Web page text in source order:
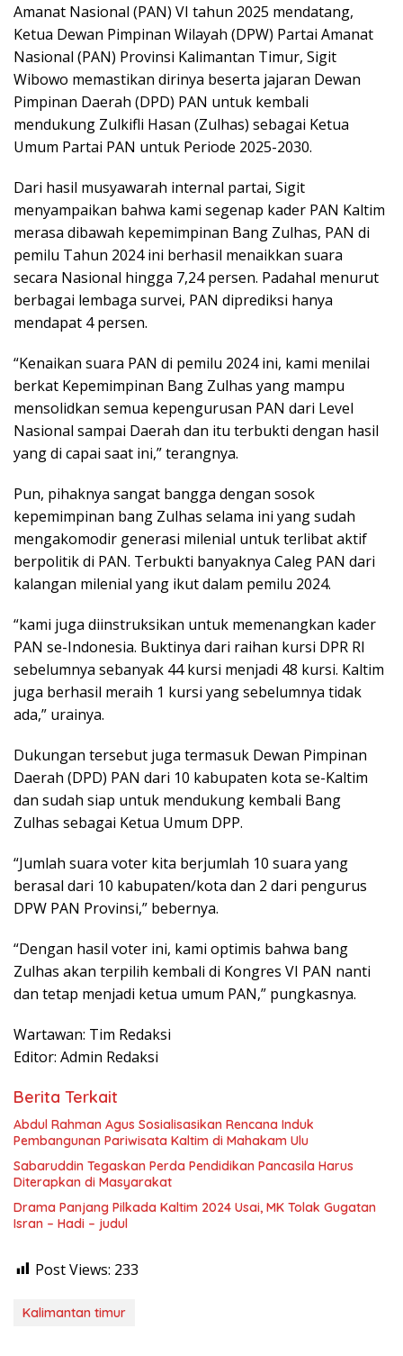
Amanat Nasional (PAN) VI tahun 2025 mendatang,
Ketua Dewan Pimpinan Wilayah (DPW) Partai Amanat
Nasional (PAN) Provinsi Kalimantan Timur, Sigit
Wibowo memastikan dirinya beserta jajaran Dewan
Pimpinan Daerah (DPD) PAN untuk kembali
mendukung Zulkifli Hasan (Zulhas) sebagai Ketua
Umum Partai PAN untuk Periode 2025-2030.
Dari hasil musyawarah internal partai, Sigit
menyampaikan bahwa kami segenap kader PAN Kaltim
merasa dibawah kepemimpinan Bang Zulhas, PAN di
pemilu Tahun 2024 ini berhasil menaikkan suara
secara Nasional hingga 7,24 persen. Padahal menurut
berbagai lembaga survei, PAN diprediksi hanya
mendapat 4 persen.
“Kenaikan suara PAN di pemilu 2024 ini, kami menilai
berkat Kepemimpinan Bang Zulhas yang mampu
mensolidkan semua kepengurusan PAN dari Level
Nasional sampai Daerah dan itu terbukti dengan hasil
yang di capai saat ini,” terangnya.
Pun, pihaknya sangat bangga dengan sosok
kepemimpinan bang Zulhas selama ini yang sudah
mengakomodir generasi milenial untuk terlibat aktif
berpolitik di PAN. Terbukti banyaknya Caleg PAN dari
kalangan milenial yang ikut dalam pemilu 2024.
“kami juga diinstruksikan untuk memenangkan kader
PAN se-Indonesia. Buktinya dari raihan kursi DPR RI
sebelumnya sebanyak 44 kursi menjadi 48 kursi. Kaltim
juga berhasil meraih 1 kursi yang sebelumnya tidak
ada,” urainya.
Dukungan tersebut juga termasuk Dewan Pimpinan
Daerah (DPD) PAN dari 10 kabupaten kota se-Kaltim
dan sudah siap untuk mendukung kembali Bang
Zulhas sebagai Ketua Umum DPP.
“Jumlah suara voter kita berjumlah 10 suara yang
berasal dari 10 kabupaten/kota dan 2 dari pengurus
DPW PAN Provinsi,” bebernya.
“Dengan hasil voter ini, kami optimis bahwa bang
Zulhas akan terpilih kembali di Kongres VI PAN nanti
dan tetap menjadi ketua umum PAN,” pungkasnya.
Wartawan: Tim Redaksi
Editor: Admin Redaksi
Berita Terkait
Abdul Rahman Agus Sosialisasikan Rencana Induk
Pembangunan Pariwisata Kaltim di Mahakam Ulu
Sabaruddin Tegaskan Perda Pendidikan Pancasila Harus
Diterapkan di Masyarakat
Drama Panjang Pilkada Kaltim 2024 Usai, MK Tolak Gugatan
Isran – Hadi – judul
Post Views: 233
Kalimantan timur